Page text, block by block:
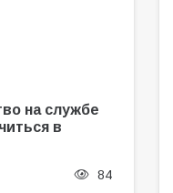
на службе
в
84